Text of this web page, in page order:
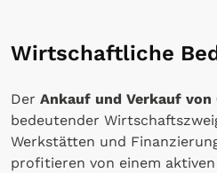
Wirtschaftliche
Der Ankauf und Verkauf von
bedeutender
Werkstätten und
profitieren von einem aktiven